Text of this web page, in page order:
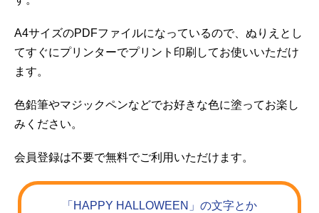
A4サイズのPDFファイルになっているので、ぬりえとし
てすぐにプリンターでプリント印刷してお使いいただけ
ます。
色鉛筆やマジックペンなどでお好きな色に塗ってお楽し
みください。
会員登録は不要で無料でご利用いただけます。
「HAPPY HALLOWEEN」の文字とか